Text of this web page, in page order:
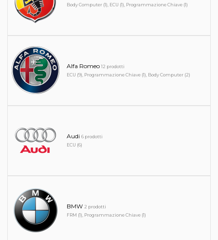
Body Computer (1), ECU (1), Programmazione Chiave (1)
Alfa Romeo12 prodotti
ECU (9), Programmazione Chiave (1), Body Computer (2)
Audi 6 prodotti
ECU (6)
BMW 2 prodotti
FRM (1), Programmazione Chiave (1)